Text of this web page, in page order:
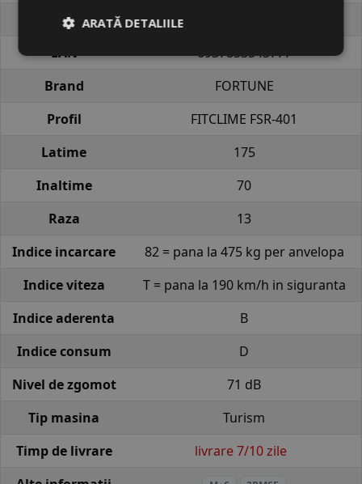
Cod produs
EAN
6937833543777
Brand
FORTUNE
Profil
FITCLIME FSR-401
Latime
175
Inaltime
70
Raza
13
Indice incarcare
82 = pana la 475 kg per anvelopa
Indice viteza
T = pana la 190 km/h in siguranta
Indice aderenta
B
Indice consum
D
Nivel de zgomot
71 dB
Tip masina
Turism
Timp de livrare
livrare 7/10 zile
ARATĂ DETALIILE